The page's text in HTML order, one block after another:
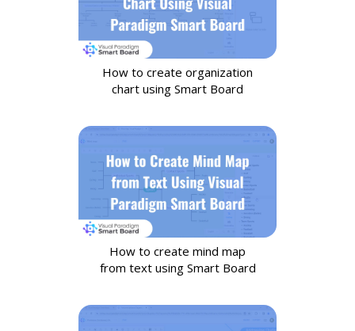
How to create organization
chart using Smart Board
How to create mind map
from text using Smart Board